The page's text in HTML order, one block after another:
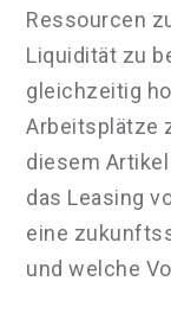
Ressourcen
Liquidität zu
gleichzeitig
Arbeitsplätze
diesem
das Leasing
eine
und welche